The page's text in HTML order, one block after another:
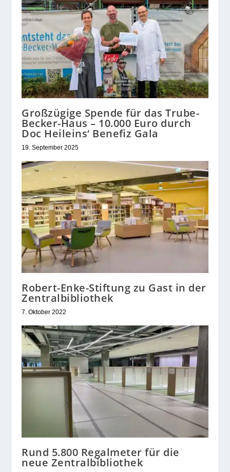
Großzügige Spende für das Trube-
Becker-Haus – 10.000 Euro durch
Doc Heileins‘ Benefiz Gala
19. September 2025
Robert-Enke-Stiftung zu Gast in der
Zentralbibliothek
7. Oktober 2022
Rund 5.800 Regalmeter für die
neue Zentralbibliothek